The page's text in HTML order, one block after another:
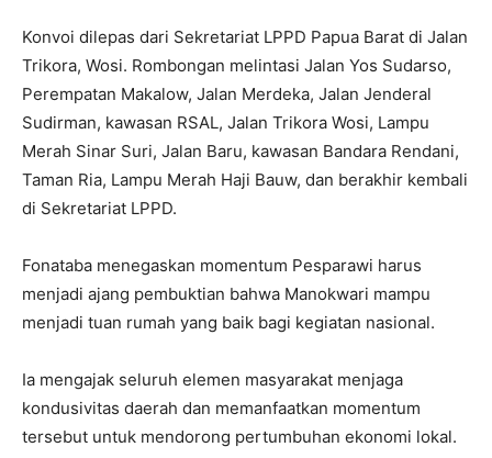
Konvoi dilepas dari Sekretariat LPPD Papua Barat di Jalan
Trikora, Wosi. Rombongan melintasi Jalan Yos Sudarso,
Perempatan Makalow, Jalan Merdeka, Jalan Jenderal
Sudirman, kawasan RSAL, Jalan Trikora Wosi, Lampu
Merah Sinar Suri, Jalan Baru, kawasan Bandara Rendani,
Taman Ria, Lampu Merah Haji Bauw, dan berakhir kembali
di Sekretariat LPPD.
Fonataba menegaskan momentum Pesparawi harus
menjadi ajang pembuktian bahwa Manokwari mampu
menjadi tuan rumah yang baik bagi kegiatan nasional.
Ia mengajak seluruh elemen masyarakat menjaga
kondusivitas daerah dan memanfaatkan momentum
tersebut untuk mendorong pertumbuhan ekonomi lokal.